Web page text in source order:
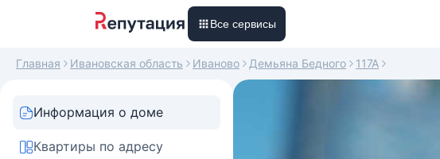
Все сервисы
Главная Ивановская область Иваново Демьяна Бедного 117А
Информация о доме
Квартиры по адресу